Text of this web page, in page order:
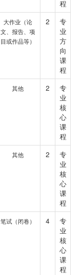
程
大作业（论
文、报告、项
目或作品等）
2
专
业
方
向
课
程
其他 2
专
业
核
心
课
程
其他 2
专
业
核
心
课
程
笔试（闭卷） 4
专
业
核
心
课
程